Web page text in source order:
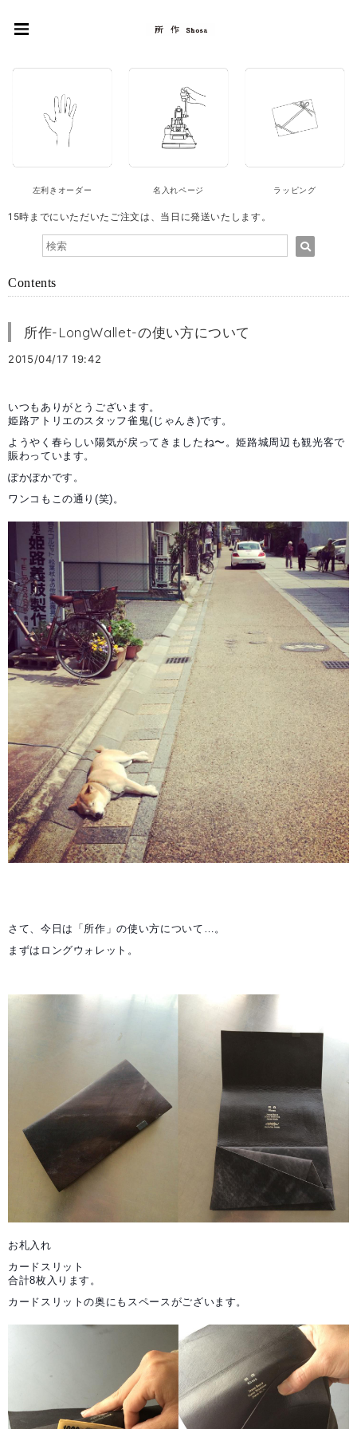
左利きオーダー 名入れページ ラッピング
15時までにいただいたご注文は、当日に発送いたします。
Contents
所作-LongWallet-の使い方について
2015/04/17 19:42
いつもありがとうございます。
姫路アトリエのスタッフ雀鬼(じゃんき)です。
ようやく春らしい陽気が戻ってきましたね〜。姫路城周辺も観光客で
賑わっています。
ぽかぽかです。
ワンコもこの通り(笑)。
さて、今日は「所作」の使い方について…。
まずはロングウォレット。
お札入れ
カードスリット
合計8枚入ります。
カードスリットの奥にもスペースがございます。